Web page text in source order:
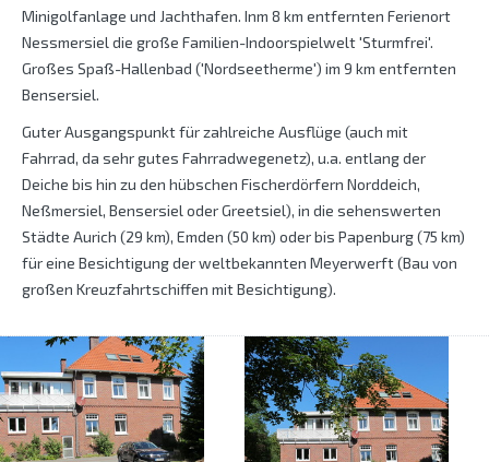
Minigolfanlage und Jachthafen. Inm 8 km entfernten Ferienort
Nessmersiel die große Familien-Indoorspielwelt 'Sturmfrei'.
Großes Spaß-Hallenbad ('Nordseetherme') im 9 km entfernten
Bensersiel.
Guter Ausgangspunkt für zahlreiche Ausflüge (auch mit
Fahrrad, da sehr gutes Fahrradwegenetz), u.a. entlang der
Deiche bis hin zu den hübschen Fischerdörfern Norddeich,
Neßmersiel, Bensersiel oder Greetsiel), in die sehenswerten
Städte Aurich (29 km), Emden (50 km) oder bis Papenburg (75 km)
für eine Besichtigung der weltbekannten Meyerwerft (Bau von
großen Kreuzfahrtschiffen mit Besichtigung).